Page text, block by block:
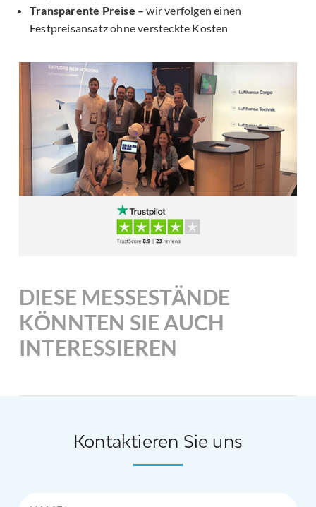
Transparente Preise – wir verfolgen einen
Festpreisansatz ohne versteckte Kosten
DIESE MESSESTÄNDE
KÖNNTEN SIE AUCH
INTERESSIEREN
Kontaktieren Sie uns